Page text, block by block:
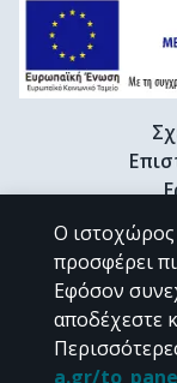
Ο ιστοχώρος
προσφέρει
Εφόσον
αποδέχεστε
a.gr/